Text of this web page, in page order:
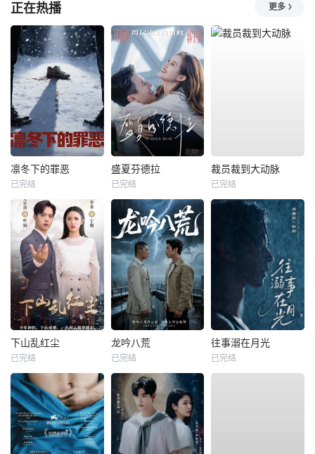
正在热播 更多
凛冬下的罪恶
已完结
盛夏芬德拉
已完结
裁员裁到大动脉
已完结
下山乱红尘
已完结
龙吟八荒
已完结
往事溺在月光
已完结